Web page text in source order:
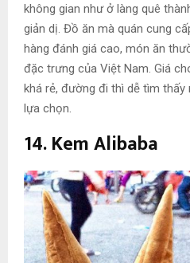
không gian như ở làng quê
giản dị. Đồ ăn mà quán cung
hàng đánh giá cao, món ăn
đặc trưng của Việt Nam. Giá
khá rẻ, đường đi thì dễ tìm thấy
lựa chọn.
14. Kem Alibaba